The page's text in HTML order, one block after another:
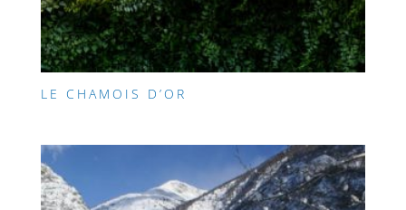
LE CHAMOIS D’OR